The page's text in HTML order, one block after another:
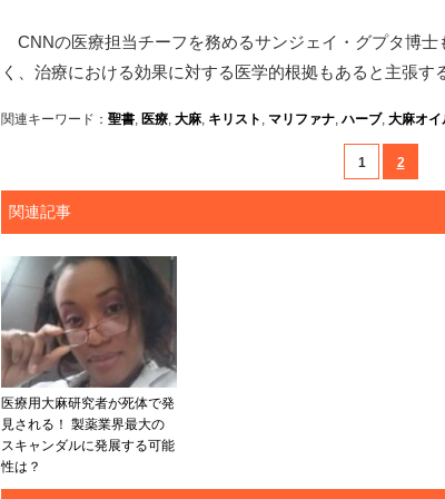
CNNの医療担当チーフを務めるサンジェイ・グプタ博
く、治療における効果に対する医学的根拠もあると主張す
関連キーワード： 聖書, 医療, 大麻, キリスト , マリファナ,ハーブ, 大麻オイ
1 2
関連記事
医療用大麻研究者が死体で発
見される！ 製薬業界最大の
スキャンダルに発展する可能
性は？